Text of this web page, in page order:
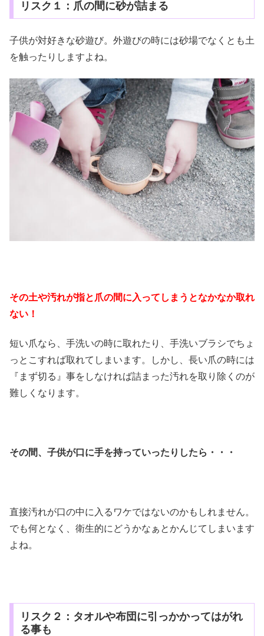
リスク１：爪の間に砂が詰まる
子供が対好きな砂遊び。外遊びの時には砂場でなくとも土
を触ったりしますよね。
その土や汚れが指と爪の間に入ってしまうとなかなか取れ
ない！
短い爪なら、手洗いの時に取れたり、手洗いブラシでちょ
っとこすれば取れてしまいます。しかし、長い爪の時には
『まず切る』事をしなければ詰まった汚れを取り除くのが
難しくなります。
その間、子供が口に手を持っていったりしたら・・・
直接汚れが口の中に入るワケではないのかもしれません。
でも何となく、衛生的にどうかなぁとかんじてしまいます
よね。
リスク２：タオルや布団に引っかかってはがれ
る事も